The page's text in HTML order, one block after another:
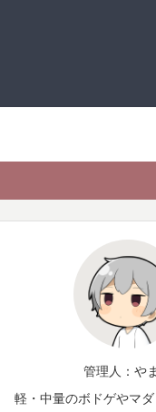
管理人：や
軽・中量のボドゲやマ